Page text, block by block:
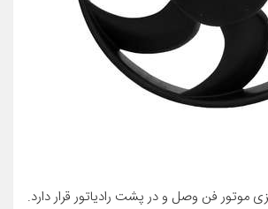
موتور فن وصل و در پشت رادیاتور قرار دارد.